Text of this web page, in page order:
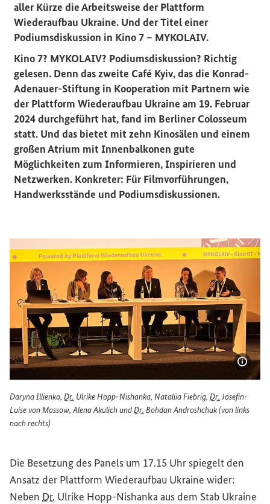
aller Kürze die Arbeitsweise der Plattform
Wiederaufbau Ukraine. Und der Titel einer
Podiumsdiskussion in Kino 7 – MYKOLAIV.
Kino 7? MYKOLAIV? Podiumsdiskussion? Richtig
gelesen. Denn das zweite Café Kyiv, das die Konrad-
Adenauer-Stiftung in Kooperation mit Partnern wie
der Plattform Wiederaufbau Ukraine am 19. Februar
2024 durchgeführt hat, fand im Berliner Colosseum
statt. Und das bietet mit zehn Kinosälen und einem
großen Atrium mit Innenbalkonen gute
Möglichkeiten zum Informieren, Inspirieren und
Netzwerken. Konkreter: Für Filmvorführungen,
Handwerksstände und Podiumsdiskussionen.
Daryna Illienko, Dr. Ulrike Hopp-Nishanka, Nataliia Fiebrig, Dr.Josefin-
Luise von Massow, Alena Akulich undDr. Bohdan Androshchuk (von links
nach rechts)
Die Besetzung des Panels um 17.15 Uhr spiegelt den
Ansatz der Plattform Wiederaufbau Ukraine wider:
Neben Dr. Ulrike Hopp-Nishanka aus dem Stab Ukraine